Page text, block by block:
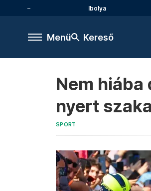
Ibolya
Menü Kereső
Nem
nyert
SPORT